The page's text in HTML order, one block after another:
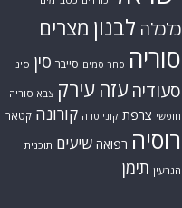
כלכלה לבנון מצרים
סוריה סחר סמים סייבר סין סיני
סעודיה עזה עירק צבא סוריה
חופשי צרפת קונייטרה קורונה קטאר
רוסיה רפואה שיעים תוכנית
הגרעין תימן